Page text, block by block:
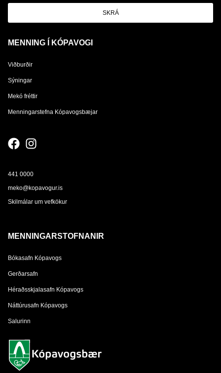
SKRÁ
MENNING Í KÓPAVOGI
Viðburðir
Sýningar
Mekó fréttir
Menningarstefna Kópavogsbæjar
441 0000
meko@kopavogur.is
Skilmálar um vefkökur
MENNINGARSTOFNANIR
Bókasafn Kópavogs
Gerðarsafn
Héraðsskjalasafn Kópavogs
Náttúrusafn Kópavogs
Salurinn